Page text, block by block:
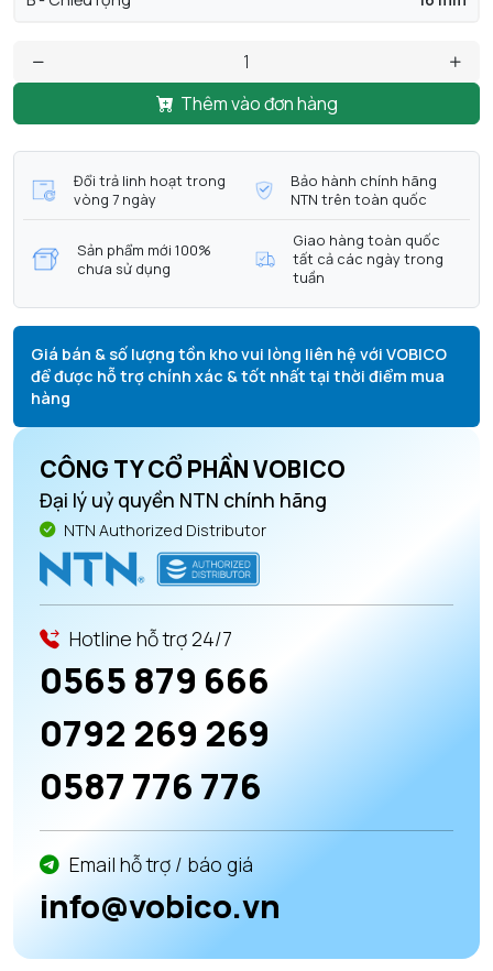
Thêm vào đơn hàng
Đổi trả linh hoạt trong
vòng 7 ngày
Bảo hành chính hãng
NTN trên toàn quốc
Sản phẩm mới 100%
chưa sử dụng
Giao hàng toàn quốc
tất cả các ngày trong
tuần
Giá bán & số lượng tồn kho vui lòng liên hệ với VOBICO
để được hỗ trợ chính xác & tốt nhất tại thời điểm mua
hàng
CÔNG TY CỔ PHẦN VOBICO
Đại lý uỷ quyền NTN chính hãng
NTN Authorized Distributor
Hotline hỗ trợ 24/7
0565 879 666
0792 269 269
0587 776 776
Email hỗ trợ / báo giá
info@vobico.vn